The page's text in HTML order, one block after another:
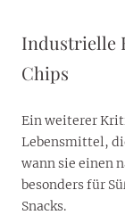
Industrielle
Chips
Ein weiterer
Lebensmittel,
wann sie einen
besonders für
Snacks.